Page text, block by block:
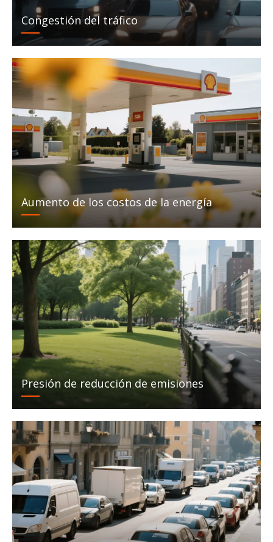
Congestión del tráfico
Aumento de los costos de la energía
Presión de reducción de emisiones